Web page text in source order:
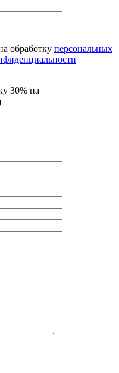
обработку персональных
30% на